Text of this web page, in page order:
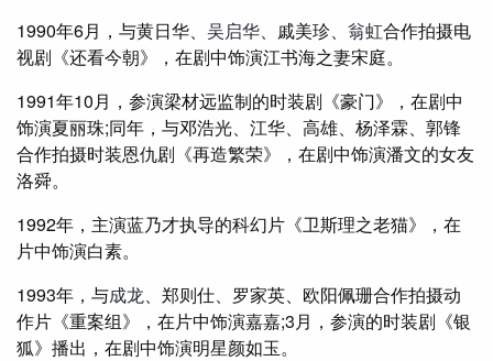
1990年6月，与黄日华、 吴启华 、戚美珍、 翁虹合作拍摄电
视剧《还看今朝》，在剧中饰演江书海之妻宋庭。
1991年10月，参演梁材远监制的时装剧《豪门》，在剧中
饰演夏丽珠;同年，与邓浩光、江华、高雄、杨泽霖、郭锋
合作拍摄时装恩仇剧《再造繁荣》，在剧中饰演潘文的女友
洛舜。
1992年，主演蓝乃才执导的科幻片《卫斯理之老猫》，在
片中饰演白素。
1993年，与成龙 、郑则仕、罗家英、欧阳佩珊合作拍摄动
作片《重案组》，在片中饰演嘉嘉;3月，参演的时装剧《银
狐》播出，在剧中饰演明星颜如玉。